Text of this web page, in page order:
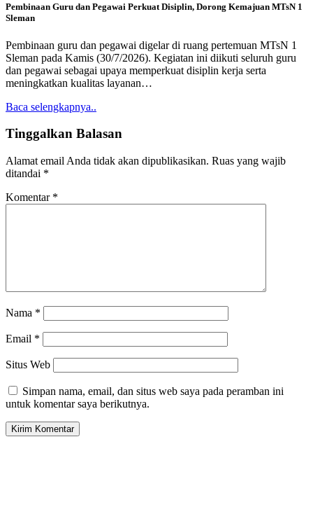
Pembinaan Guru dan Pegawai Perkuat Disiplin, Dorong Kemajuan MTsN 1
Sleman
Pembinaan guru dan pegawai digelar di ruang pertemuan MTsN 1
Sleman pada Kamis (30/7/2026). Kegiatan ini diikuti seluruh guru
dan pegawai sebagai upaya memperkuat disiplin kerja serta
meningkatkan kualitas layanan…
Baca selengkapnya..
Tinggalkan Balasan
Alamat email Anda tidak akan dipublikasikan. Ruas yang wajib
ditandai *
Komentar *
Nama *
Email *
Situs Web
Simpan nama, email, dan situs web saya pada peramban ini
untuk komentar saya berikutnya.